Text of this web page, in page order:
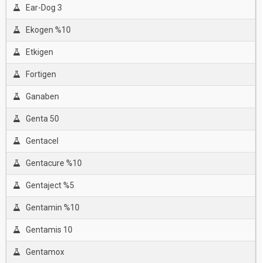
Ear-Dog 3
Ekogen %10
Etkigen
Fortigen
Ganaben
Genta 50
Gentacel
Gentacure %10
Gentaject %5
Gentamin %10
Gentamis 10
Gentamox